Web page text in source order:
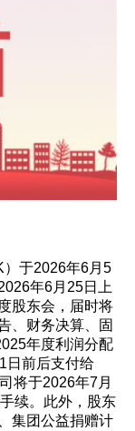
于2026年6月5
年6月25日上
股东会，届时将
、财务决算、固
年度利润分配
日前后支付给
将于2026年7月
续。此外，股东
集团公益捐赠计